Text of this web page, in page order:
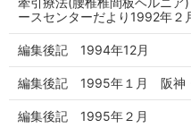
ースセンターだより1992年２
編集後記 1994年12月
編集後記 1995年１月 阪神
編集後記 1995年２月